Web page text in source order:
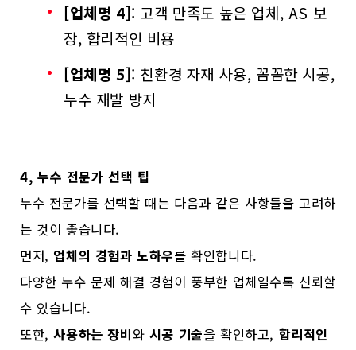
[업체명 4]: 고객 만족도 높은 업체, AS 보
장, 합리적인 비용
[업체명 5]: 친환경 자재 사용, 꼼꼼한 시공,
누수 재발 방지
4, 누수 전문가 선택 팁
누수 전문가를 선택할 때는 다음과 같은 사항들을 고려하
는 것이 좋습니다.
먼저, 업체의 경험과 노하우를 확인합니다.
다양한 누수 문제 해결 경험이 풍부한 업체일수록 신뢰할
수 있습니다.
또한,사용하는 장비와 시공 기술을 확인하고, 합리적인